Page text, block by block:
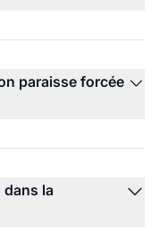
paraisse forcée
la